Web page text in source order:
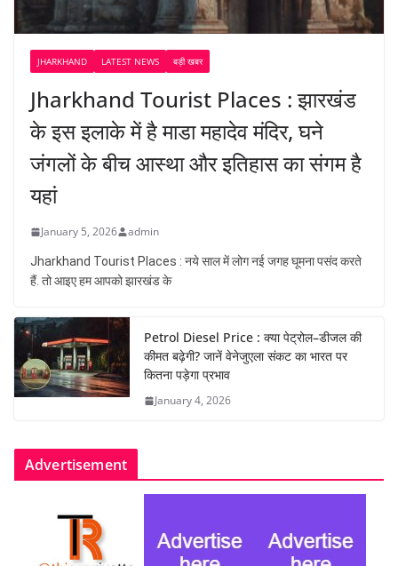
JHARKHAND LATEST NEWS बड़ी खबर
Jharkhand Tourist Places : झारखंड
के इस इलाके में है माडा महादेव मंदिर, घने
जंगलों के बीच आस्था और इतिहास का संगम है
यहां
January 5, 2026 admin
Jharkhand Tourist Places : नये साल में लोग नई जगह घूमना पसंद करते
हैं. तो आइए हम आपको झारखंड के
Petrol Diesel Price : क्या पेट्रोल–डीजल की
कीमत बढ़ेगी? जानें वेनेजुएला संकट का भारत पर
कितना पड़ेगा प्रभाव
January 4, 2026
Advertisement